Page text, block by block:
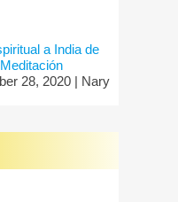
a India de
28, 2020 | Nary